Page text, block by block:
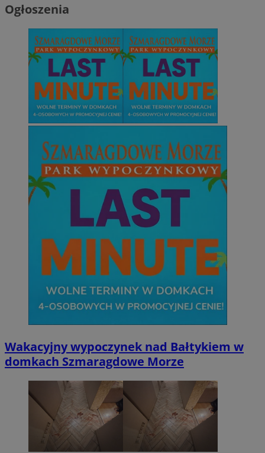
Ogłoszenia
Wakacyjny wypoczynek nad Bałtykiem w
domkach Szmaragdowe Morze